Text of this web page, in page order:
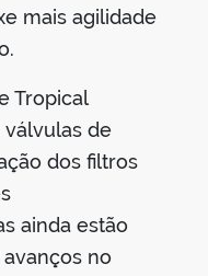
mais agilidade
Tropical
de
dos filtros
ainda estão
no